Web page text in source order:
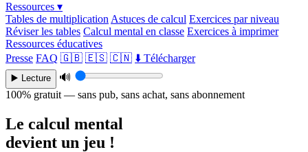
Ressources ▾
Tables de multiplication Astuces de calcul Exercices par niveau
Réviser les tables Calcul mental en classe Exercices à imprimer
Ressources éducatives
Presse FAQ 🇬🇧 🇪🇸 🇨🇳 ⬇️ Télécharger
▶️ Lecture
🔊
100% gratuit — sans pub, sans achat, sans abonnement
Le calcul mental
devient un jeu !